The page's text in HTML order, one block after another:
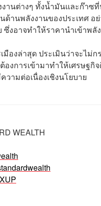
านต่างๆ ทั้งน้ำมันและก๊าซ
านพลังงานของประเทศ
งอาจทำให้ราคานำเข้าพลั
มืองล่าสุด ประเมินว่าจะไม่
องการเข้ามาทำให้เศรษฐ
วามต่อเนื่องเชิงนโยบาย
WEALTH